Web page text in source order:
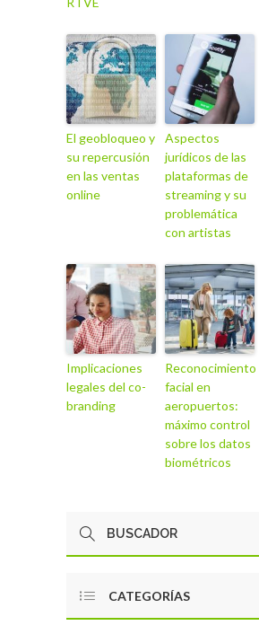
El geobloqueo y
su repercusión
en las ventas
online
Aspectos
jurídicos de las
plataformas de
streaming y su
problemática
con artistas
Implicaciones
legales del co-
branding
Reconocimiento
facial en
aeropuertos:
máximo control
sobre los datos
biométricos
CATEGORÍAS